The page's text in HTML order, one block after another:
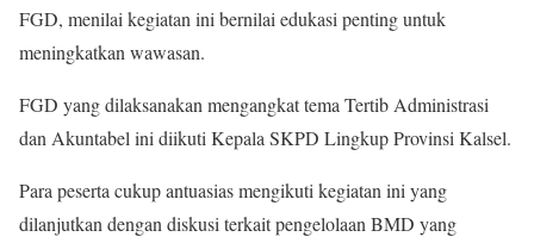
FGD, menilai kegiatan ini bernilai edukasi penting untuk
meningkatkan wawasan.
FGD yang dilaksanakan mengangkat tema Tertib Administrasi
dan Akuntabel ini diikuti Kepala SKPD Lingkup Provinsi Kalsel.
Para peserta cukup antuasias mengikuti kegiatan ini yang
dilanjutkan dengan diskusi terkait pengelolaan BMD yang